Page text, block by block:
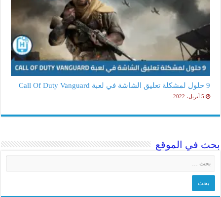
9 حلول لمشكلة تعليق الشاشة في لعبة Call Of Duty Vanguard
5 أبريل، 2022
بحث في الموقع